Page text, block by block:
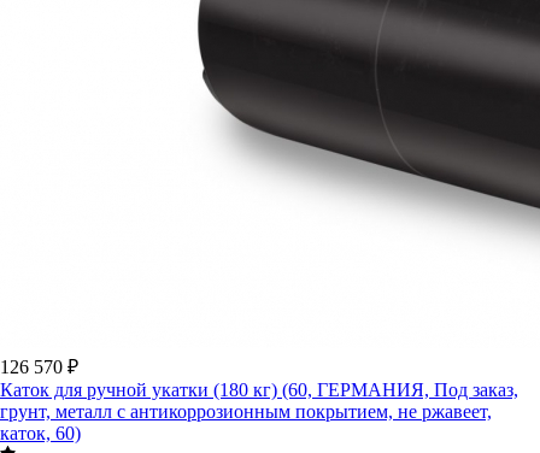
126 570 ₽
Каток для ручной укатки (180 кг) (60, ГЕРМАНИЯ, Под заказ,
грунт, металл с антикоррозионным покрытием, не ржавеет,
каток, 60)